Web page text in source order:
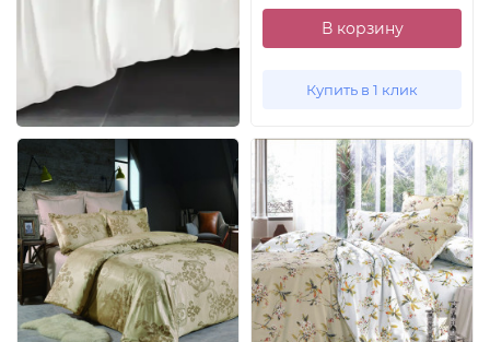
В корзину
Купить в 1 клик